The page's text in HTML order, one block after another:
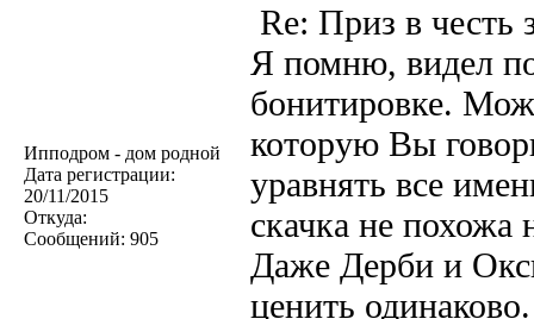
Ипподром - дом родной
Дата регистрации:
20/11/2015
Откуда:
Сообщений: 905
Re: Приз в честь
Я помню, видел
бонитировке.
которую Вы
уравнять все
скачка не похожа
Даже Дерби и
ценить